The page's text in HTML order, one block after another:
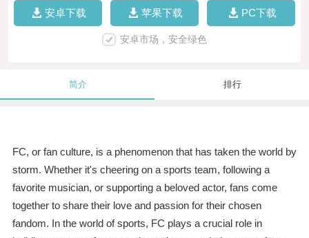
安卓下载 苹果下载 PC下载
安卓市场，安全绿色
简介 排行
FC, or fan culture, is a phenomenon that has taken the world by
storm. Whether it's cheering on a sports team, following a
favorite musician, or supporting a beloved actor, fans come
together to share their love and passion for their chosen
fandom. In the world of sports, FC plays a crucial role in